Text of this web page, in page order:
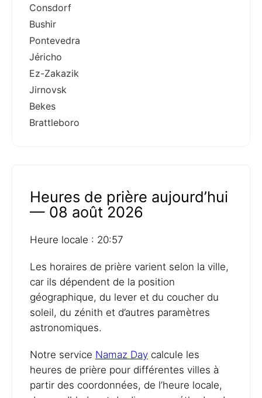
Consdorf
Bushir
Pontevedra
Jéricho
Ez-Zakazik
Jirnovsk
Bekes
Brattleboro
Heures de prière aujourd’hui
— 08 août 2026
Heure locale : 20:57
Les horaires de prière varient selon la ville,
car ils dépendent de la position
géographique, du lever et du coucher du
soleil, du zénith et d’autres paramètres
astronomiques.
Notre service Namaz Day calcule les
heures de prière pour différentes villes à
partir des coordonnées, de l’heure locale,